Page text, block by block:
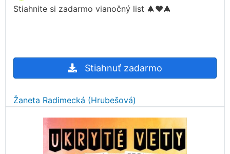
Stiahnite si zadarmo vianočný list 🎄♥️🎄
Stiahnuť zadarmo
Žaneta Radimecká (Hrubešová)